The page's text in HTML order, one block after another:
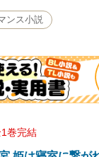
ンス小説
巻完結